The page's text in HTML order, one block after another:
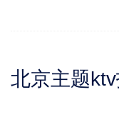
北京主题